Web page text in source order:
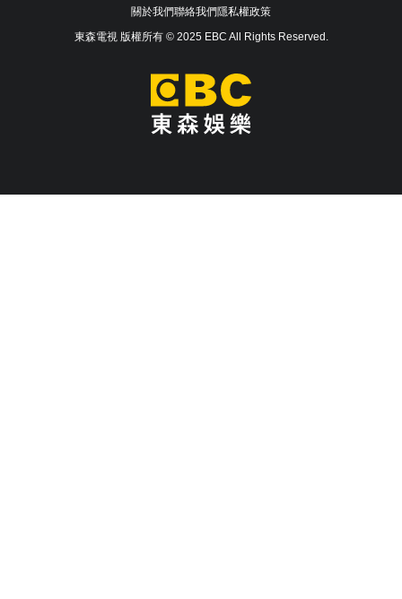
關於我們聯絡我們隱私權政策
東森電視 版權所有 © 2025 EBC All Rights Reserved.